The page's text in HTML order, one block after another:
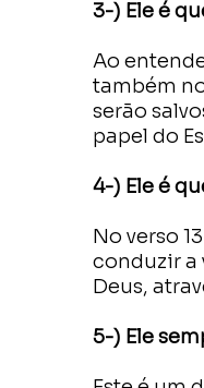
3-) Ele é
Ao
também
serão
papel do
4-) Ele é
No verso
conduzir a
Deus,
5-) Ele